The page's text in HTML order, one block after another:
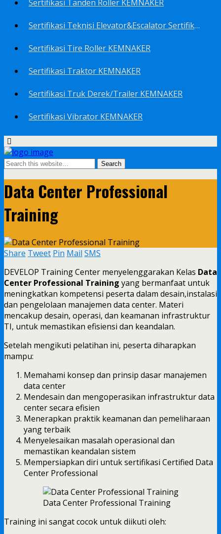
Sertifikasi Tanden Roller KEMNAKER
Sertifikasi Teknisi Elevator&Escalator Sertifikat Kemenaker KEMNAKER
Sertifikasi Tire Roller KEMNAKER
Sertifikasi Traktor KEMNAKER
Sertifikasi Truk Derek/Trailer KEMNAKER
Sertifikasi Vibrator KEMNAKER
Data Center Professional
Training
Share Tweet Pin Mail SMS
DEVELOP Training Center menyelenggarakan Kelas Data
Center Professional Training yang bermanfaat untuk
meningkatkan kompetensi peserta dalam desain,instalasi
dan pengelolaan manajemen data center. Materi
mencakup desain, operasi, dan keamanan infrastruktur
TI, untuk memastikan efisiensi dan keandalan.
Setelah mengikuti pelatihan ini, peserta diharapkan
mampu:
Memahami konsep dan prinsip dasar manajemen
data center
Mendesain dan mengoperasikan infrastruktur data
center secara efisien
Menerapkan praktik keamanan dan pemeliharaan
yang terbaik
Menyelesaikan masalah operasional dan
memastikan keandalan sistem
Mempersiapkan diri untuk sertifikasi Certified Data
Center Professional
Data Center Professional Training
Training ini sangat cocok untuk diikuti oleh: